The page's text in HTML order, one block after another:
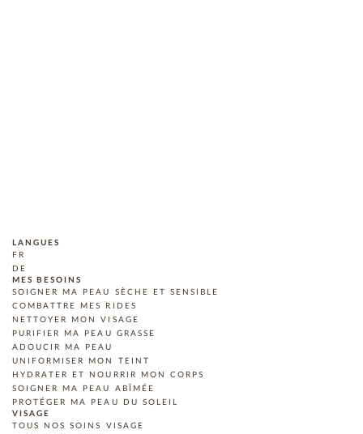
LANGUES
FR
DE
MES BESOINS
SOIGNER MA PEAU SÈCHE ET SENSIBLE
COMBATTRE MES RIDES
NETTOYER MON VISAGE
PURIFIER MA PEAU GRASSE
ADOUCIR MA PEAU
UNIFORMISER MON TEINT
HYDRATER ET NOURRIR MON CORPS
SOIGNER MA PEAU ABÎMÉE
PROTÉGER MA PEAU DU SOLEIL
VISAGE
TOUS NOS SOINS VISAGE